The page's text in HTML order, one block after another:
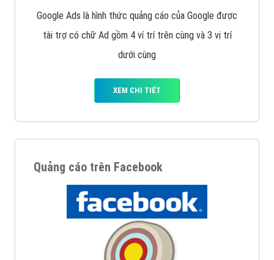
Google Ads là hình thức quảng cáo của Google được
tài trợ có chữ Ad gồm 4 ví trí trên cùng và 3 vị trí
dưới cùng
XEM CHI TIẾT
Quảng cáo trên Facebook